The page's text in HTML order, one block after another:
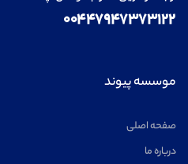
۰۰۴۴۷۹۴۷۳۷۳۱۲۲
موسسه پیوند
صفحه اصلی
درباره ما